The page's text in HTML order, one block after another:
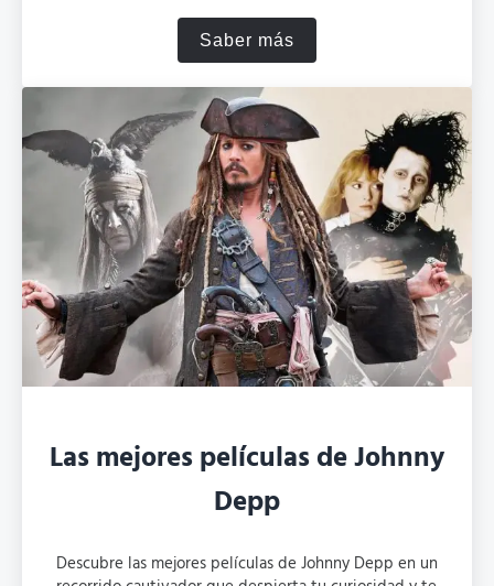
Saber más¿Cómo aparece Luke
Las mejores películas de Johnny
Depp
Descubre las mejores películas de Johnny Depp en un